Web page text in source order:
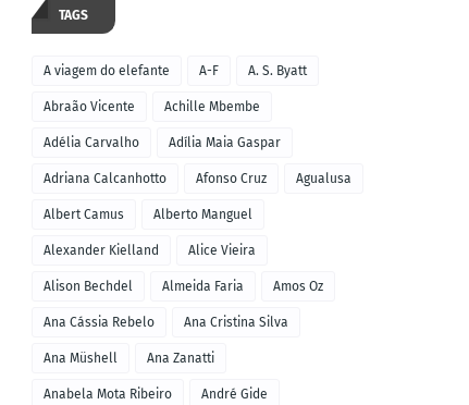
TAGS
A viagem do elefante A-F A. S. Byatt
Abraão Vicente Achille Mbembe
Adélia Carvalho Adília Maia Gaspar
Adriana Calcanhotto Afonso Cruz Agualusa
Albert Camus Alberto Manguel
Alexander Kielland Alice Vieira
Alison Bechdel Almeida Faria Amos Oz
Ana Cássia Rebelo Ana Cristina Silva
Ana Müshell Ana Zanatti
Anabela Mota Ribeiro André Gide